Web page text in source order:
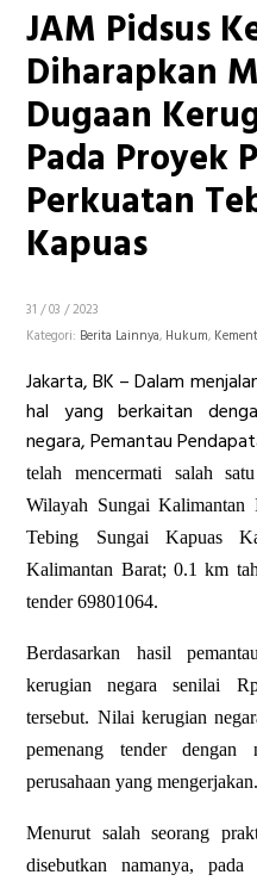
JAM Pidsus
Diharapkan
Dugaan
Pada Proyek
Perkuatan
Kapuas
31 / 03 / 2023
Kategori: Berita Lainnya, Hukum,
Jakarta, BK – Dalam
hal yang berkaitan
negara, Pemantau
telah mencermati salah
Wilayah Sungai
Tebing Sungai Kapuas
Kalimantan Barat; 0.1 km
tender 69801064.
Berdasarkan hasil
kerugian negara senilai
tersebut. Nilai kerugian
pemenang tender
perusahaan yang mengerjakan.
Menurut salah seorang
disebutkan namanya,